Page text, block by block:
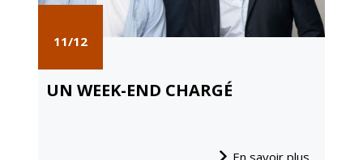
Réseau de
chaleur urbain
11/12
UN WEEK-END CHARGÉ
En savoir plus...